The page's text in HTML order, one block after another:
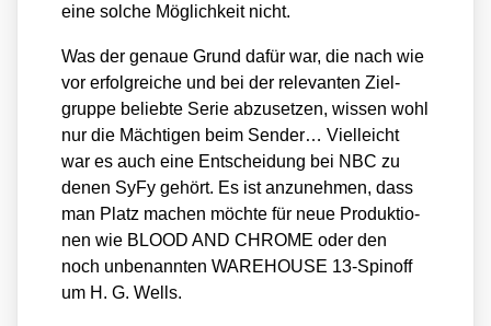
eine sol­che Mög­lich­keit nicht.
Was der genaue Grund dafür war, die nach wie
vor erfolg­rei­che und bei der rele­van­ten Ziel­
grup­pe belieb­te Serie abzu­set­zen, wis­sen wohl
nur die Mäch­ti­gen beim Sen­der… Viel­leicht
war es auch eine Ent­schei­dung bei NBC zu
denen SyFy gehört. Es ist anzu­neh­men, dass
man Platz machen möch­te für neue Pro­duk­tio­
nen wie BLOOD AND CHROME oder den
noch unbe­nann­ten WAREHOUSE 13-Spin­off
um H. G. Wells.